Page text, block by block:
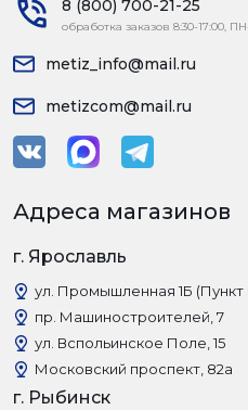
8 (800) 700-21-25
обработка заказов 8:30-17:00,
metiz_info@mail.ru
metizcom@mail.ru
Адреса магазинов
г. Ярославль
ул. Промышленная 1Б (Пункт
пр. Машиностроителей, 7
ул. Вспольинское Поле, 15
Московский проспект, 82а
г. Рыбинск